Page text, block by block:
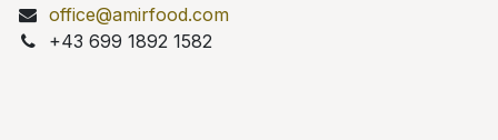
office@amirfood.com
+43 699 1892 1582